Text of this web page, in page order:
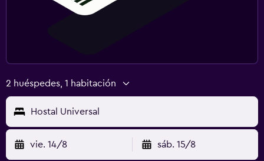
2 huéspedes, 1 habitación
Hostal Universal
vie. 14/8 sáb. 15/8